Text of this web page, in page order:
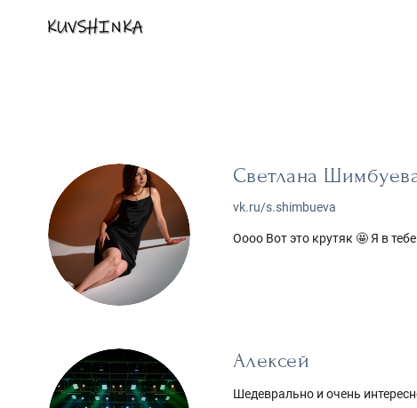
Светлана
vk.ru/s.shimbueva
Оооо Вот это крутяк 🤩 Я в
Алексей
Шедеврально и очень